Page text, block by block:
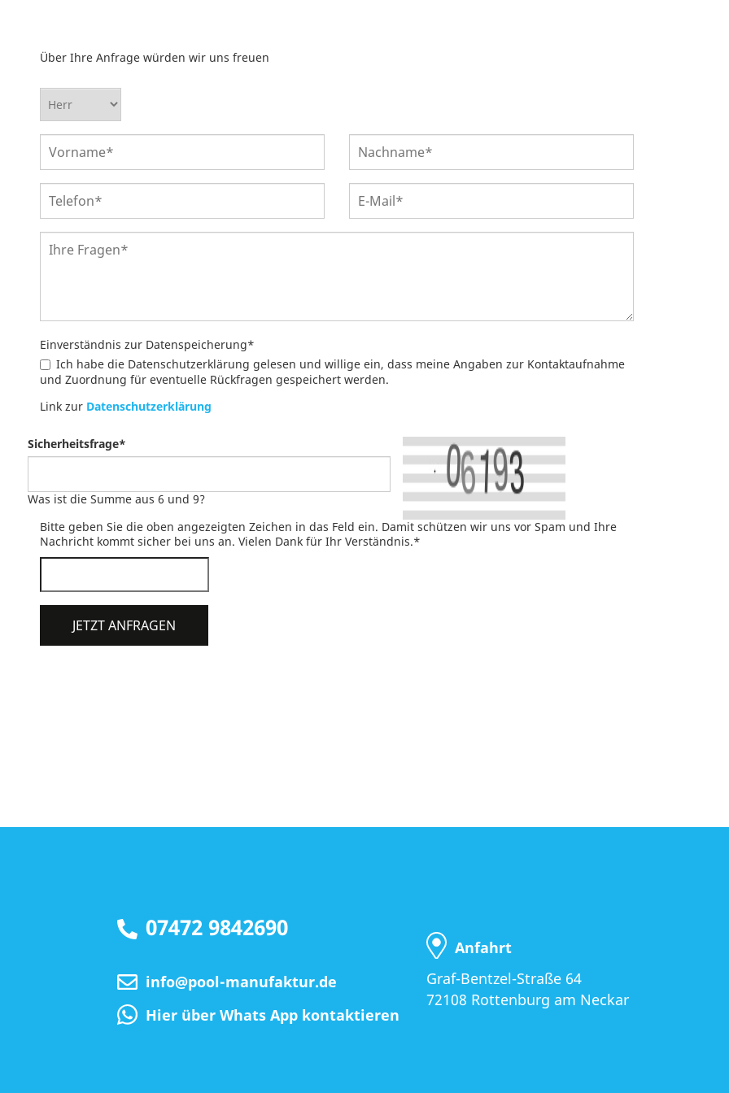
Über Ihre Anfrage würden wir uns freuen
Einverständnis zur Datenspeicherung*
Ich habe die Datenschutzerklärung gelesen und willige ein, dass meine Angaben zur Kontaktaufnahme
und Zuordnung für eventuelle Rückfragen gespeichert werden.
Link zur Datenschutzerklärung
Sicherheitsfrage*
Was ist die Summe aus 6 und 9?
Bitte geben Sie die oben angezeigten Zeichen in das Feld ein. Damit schützen wir uns vor Spam und Ihre
Nachricht kommt sicher bei uns an. Vielen Dank für Ihr Verständnis.*
JETZT ANFRAGEN
07472 9842690
info@pool-manufaktur.de
Hier über Whats App kontaktieren
Anfahrt
Graf-Bentzel-Straße 64
72108 Rottenburg am Neckar